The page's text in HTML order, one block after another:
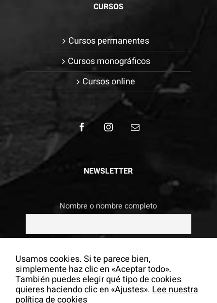
CURSOS
Cursos permanentes
Cursos monográficos
Cursos online
NEWSLETTER
Nombre o nombre completo
Si continúas, aceptas la política de
privacidad
Usamos cookies. Si te parece bien,
simplemente haz clic en «Aceptar todo».
También puedes elegir qué tipo de cookies
quieres haciendo clic en «Ajustes».Lee nuestra
política de cookies